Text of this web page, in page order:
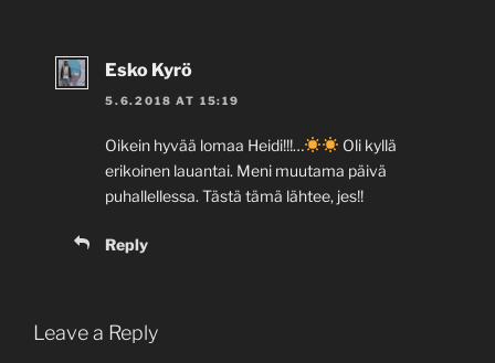
Esko Kyrö
5.6.2018 AT 15:19
Oikein hyvää lomaa Heidi!!!…
Oli kyllä
erikoinen lauantai. Meni muutama päivä
puhallellessa. Tästä tämä lähtee, jes!!
Reply
Leave a Reply